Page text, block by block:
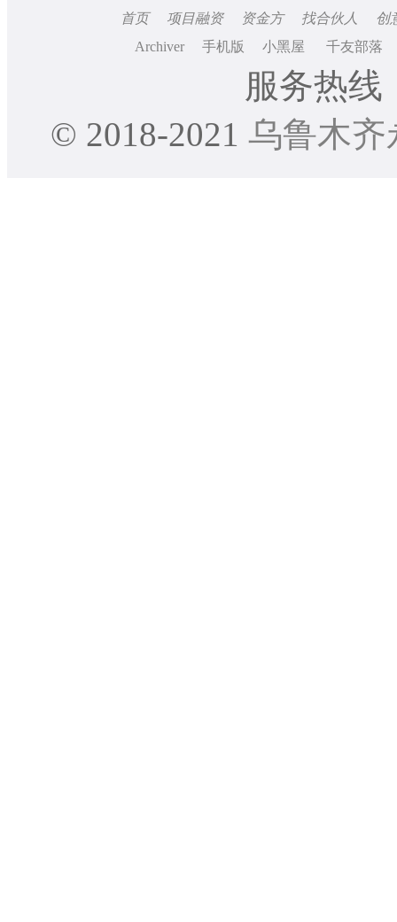
首页 项目融资 资金方 找合伙人
创
Archiver
手机版 小黑屋 千友部落
服务热线
© 2018-2021 乌鲁木齐